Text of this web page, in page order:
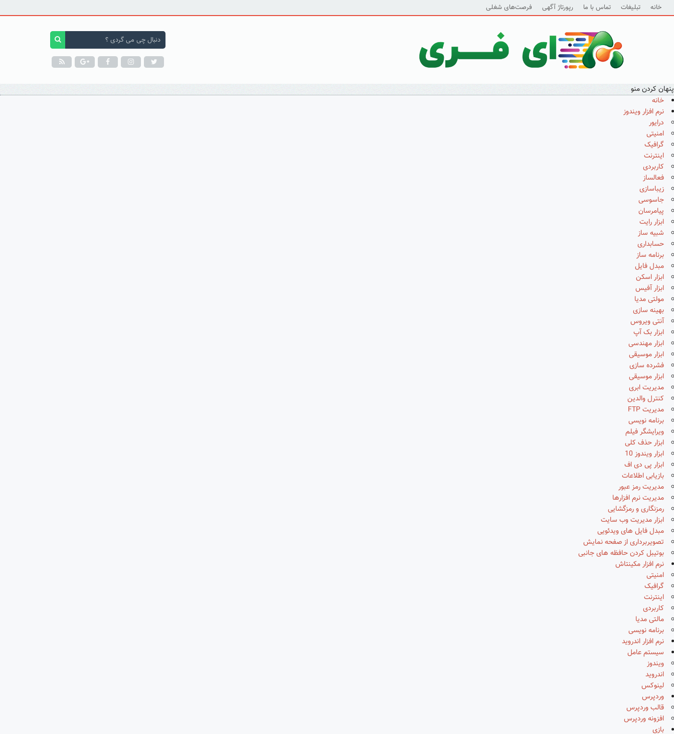
خانه تبلیغات تماس با ما رپورتاژ آگهی فرصت‌های شغلی
پنهان کردن منو
خانه
نرم افزار ویندوز
درایور
امنیتی
گرافیک
اینترنت
کاربردی
فعالساز
زیباسازی
جاسوسی
پیامرسان
ابزار رایت
شبیه ساز
حسابداری
برنامه ساز
مبدل فایل
ابزار اسکن
ابزار آفیس
مولتی مدیا
بهینه سازی
آنتی ویروس
ابزار بک آپ
ابزار مهندسی
ابزار موسیقی
فشرده سازی
ابزار موسیقی
مدیریت ابری
کنترل والدین
مدیریت FTP
برنامه نویسی
ویرایشگر فیلم
ابزار حذف کلی
ابزار ویندوز 10
ابزار پی دی اف
بازیابی اطلاعات
مدیریت رمز عبور
مدیریت نرم افزارها
رمزنگاری و رمزگشایی
ابزار مدیریت وب سایت
مبدل فایل های ویدئویی
تصویربرداری از صفحه نمایش
بوتیبل کردن حافظه های جانبی
نرم افزار مکینتاش
امنیتی
گرافیک
اینترنت
کاربردی
مالتی مدیا
برنامه نویسی
نرم افزار اندروید
سیستم عامل
ویندوز
اندروید
لینوکس
وردپرس
قالب وردپرس
افزونه وردپرس
بازی